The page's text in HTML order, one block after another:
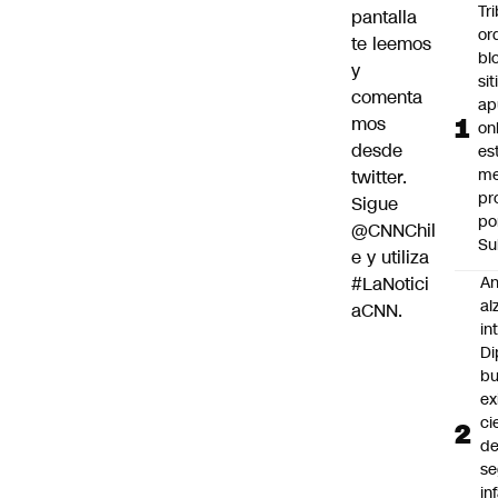
pantalla
te leemos
y
comenta
mos
desde
twitter.
Sigue
@CNNChil
e y utiliza
#LaNotici
aCNN.
de